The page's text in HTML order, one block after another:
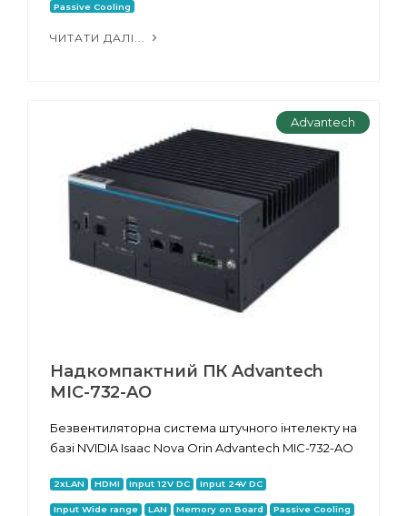
Passive Cooling
ЧИТАТИ ДАЛІ...
Advantech
Надкомпактний ПК Advantech
MIC-732-AO
Безвентиляторна система штучного інтелекту на
базі NVIDIA Isaac Nova Orin Advantech MIC-732-AO
2xLAN HDMI Input 12V DC Input 24V DC
Input Wide range LAN Memory on Board Passive Cooling